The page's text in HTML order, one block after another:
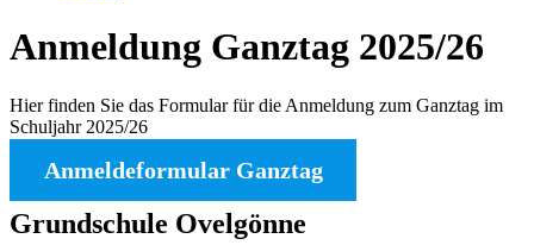
Anmeldung Ganztag 2025/26
Hier finden Sie das Formular für die Anmeldung zum Ganztag im
Schuljahr 2025/26
Anmeldeformular Ganztag
Grundschule Ovelgönne